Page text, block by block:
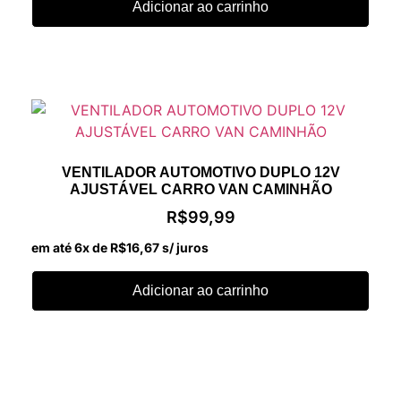
Adicionar ao carrinho
VENTILADOR AUTOMOTIVO DUPLO 12V
AJUSTÁVEL CARRO VAN CAMINHÃO
R$99,99
em até 6x de R$16,67s/ juros
Adicionar ao carrinho